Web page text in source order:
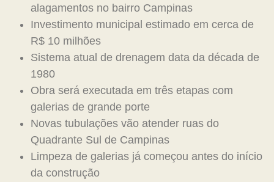
alagamentos no bairro Campinas
Investimento municipal estimado em cerca de
R$ 10 milhões
Sistema atual de drenagem data da década de
1980
Obra será executada em três etapas com
galerias de grande porte
Novas tubulações vão atender ruas do
Quadrante Sul de Campinas
Limpeza de galerias já começou antes do início
da construção